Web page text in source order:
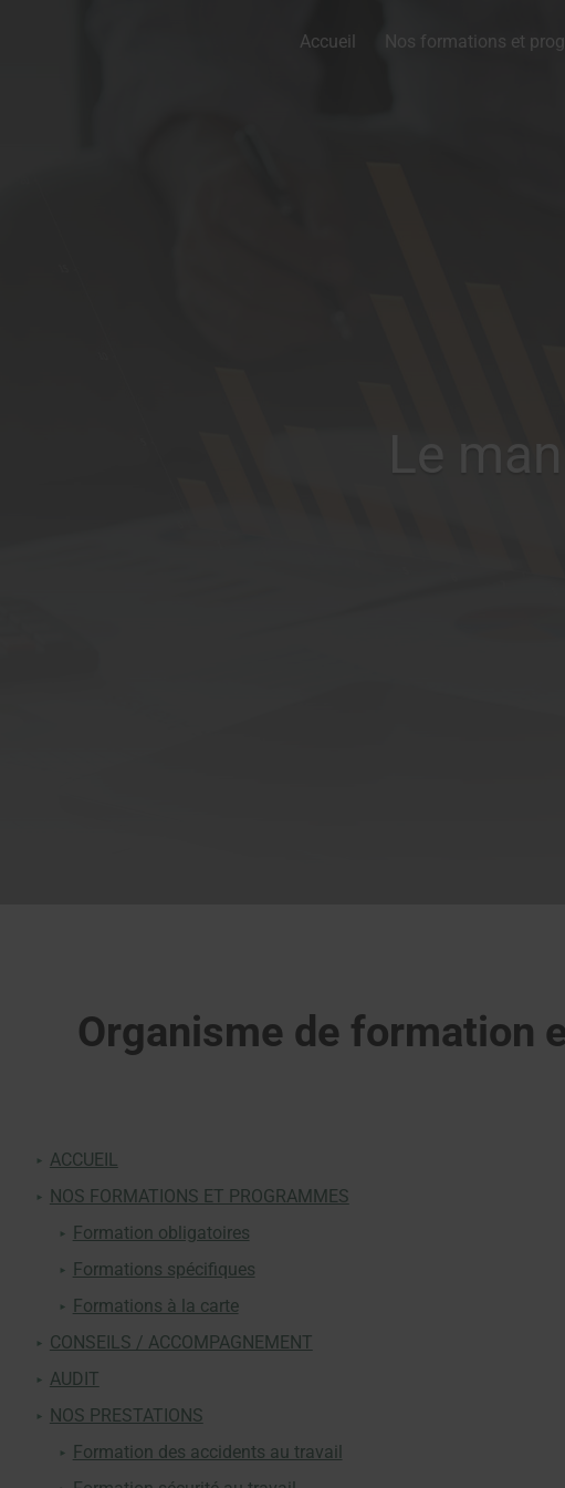
Le
Accueil Nos formations et
Organisme de formation
ACCUEIL
NOS FORMATIONS ET PROGRAMMES
Formation obligatoires
​​​​​​Formations spécifiques
Formations à la carte
CONSEILS / ACCOMPAGNEMENT
AUDIT
NOS PRESTATIONS
Formation des accidents au travail